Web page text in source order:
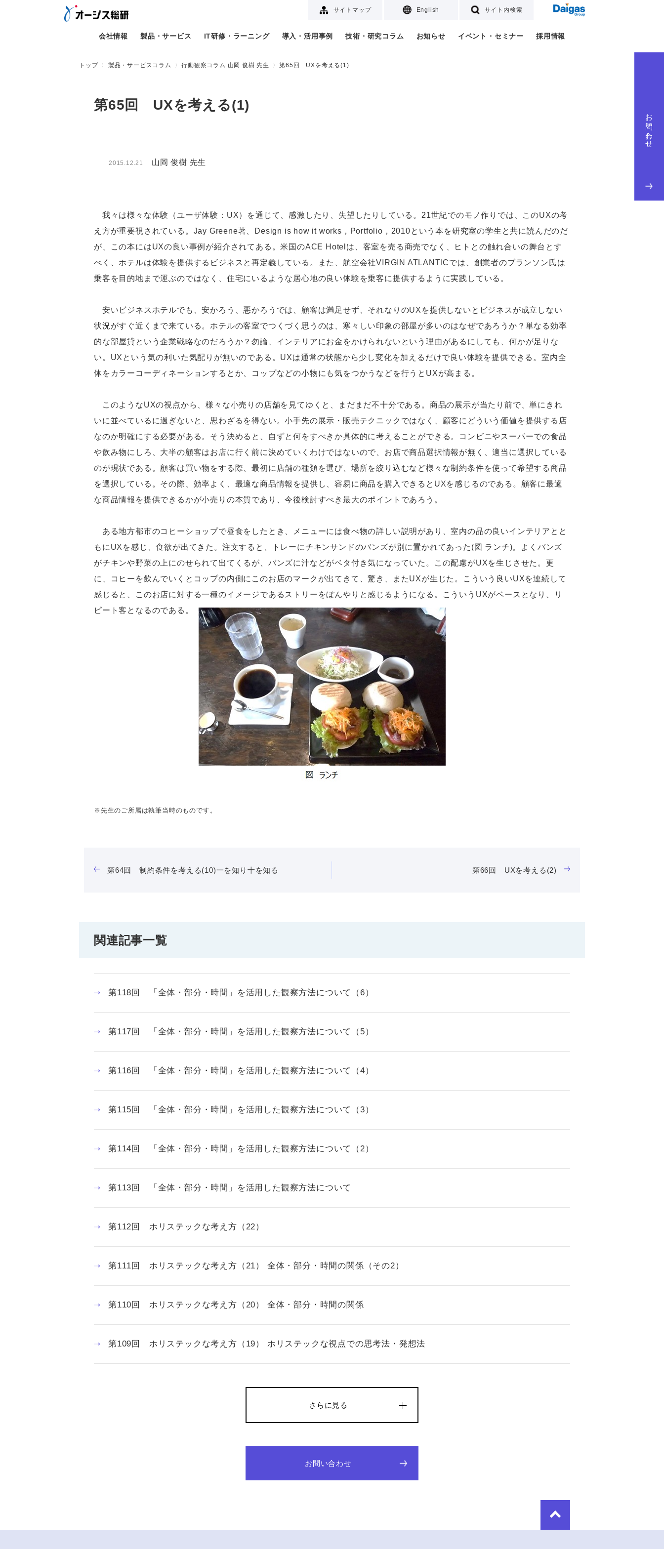
サイトマップ English サイト内検索
会社情報 製品・サービス IT研修・ラーニング 導入・活用事例 技術・研究コラム お知らせ イベント・セミナー 採用情報
お問い合わせ
トップ 製品・サービスコラム 行動観察コラム 山岡 俊樹 先生 第65回 UXを考える(1)
第65回 UXを考える(1)
2015.12.21 山岡 俊樹 先生
我々は様々な体験（ユーザ体験：UX）を通じて、感激したり、失望したりしている。21世紀でのモノ作りでは、このUXの考
え方が重要視されている。Jay Greene著、Design is how it works，Portfolio，2010という本を研究室の学生と共に読んだのだ
が、この本にはUXの良い事例が紹介されてある。米国のACE Hotelは、客室を売る商売でなく、ヒトとの触れ合いの舞台とす
べく、ホテルは体験を提供するビジネスと再定義している。また、航空会社VIRGIN ATLANTICでは、創業者のブランソン氏は
乗客を目的地まで運ぶのではなく、住宅にいるような居心地の良い体験を乗客に提供するように実践している。
安いビジネスホテルでも、安かろう、悪かろうでは、顧客は満足せず、それなりのUXを提供しないとビジネスが成立しない
状況がすぐ近くまで来ている。ホテルの客室でつくづく思うのは、寒々しい印象の部屋が多いのはなぜであろうか？単なる効率
的な部屋貸という企業戦略なのだろうか？勿論、インテリアにお金をかけられないという理由があるにしても、何かが足りな
い。UXという気の利いた気配りが無いのである。UXは通常の状態から少し変化を加えるだけで良い体験を提供できる。室内全
体をカラーコーディネーションするとか、コップなどの小物にも気をつかうなどを行うとUXが高まる。
このようなUXの視点から、様々な小売りの店舗を見てゆくと、まだまだ不十分である。商品の展示が当たり前で、単にきれ
いに並べているに過ぎないと、思わざるを得ない。小手先の展示・販売テクニックではなく、顧客にどういう価値を提供する店
なのか明確にする必要がある。そう決めると、自ずと何をすべきか具体的に考えることができる。コンビニやスーパーでの食品
や飲み物にしろ、大半の顧客はお店に行く前に決めていくわけではないので、お店で商品選択情報が無く、適当に選択している
のが現状である。顧客は買い物をする際、最初に店舗の種類を選び、場所を絞り込むなど様々な制約条件を使って希望する商品
を選択している。その際、効率よく、最適な商品情報を提供し、容易に商品を購入できるとUXを感じるのである。顧客に最適
な商品情報を提供できるかが小売りの本質であり、今後検討すべき最大のポイントであろう。
ある地方都市のコヒーショップで昼食をしたとき、メニューには食べ物の詳しい説明があり、室内の品の良いインテリアとと
もにUXを感じ、食欲が出てきた。注文すると、トレーにチキンサンドのバンズが別に置かれてあった(図 ランチ)。よくバンズ
がチキンや野菜の上にのせられて出てくるが、バンズに汁などがベタ付き気になっていた。この配慮がUXを生じさせた。更
に、コヒーを飲んでいくとコップの内側にこのお店のマークが出てきて、驚き、またUXが生じた。こういう良いUXを連続して
感じると、このお店に対する一種のイメージであるストリーをぼんやりと感じるようになる。こういうUXがベースとなり、リ
ピート客となるのである。
※先生のご所属は執筆当時のものです。
第64回 制約条件を考える(10)一を知り十を知る 第66回 UXを考える(2)
関連記事一覧
第118回 「全体・部分・時間」を活用した観察方法について（6）
第117回 「全体・部分・時間」を活用した観察方法について（5）
第116回 「全体・部分・時間」を活用した観察方法について（4）
第115回 「全体・部分・時間」を活用した観察方法について（3）
第114回 「全体・部分・時間」を活用した観察方法について（2）
第113回 「全体・部分・時間」を活用した観察方法について
第112回 ホリステックな考え方（22）
第111回 ホリステックな考え方（21） 全体・部分・時間の関係（その2）
第110回 ホリステックな考え方（20） 全体・部分・時間の関係
第109回 ホリステックな考え方（19） ホリステックな視点での思考法・発想法
さらに見る
お問い合わせ